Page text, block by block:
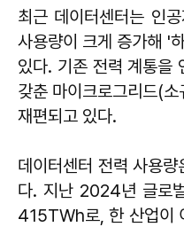
최근 데이터센터는 인
사용량이 크게 증가해 '
있다. 기존 전력 계통을
갖춘 마이크로그리드(
재편되고 있다.
데이터센터 전력 사용
다. 지난 2024년 글로
415TWh로, 한 산업이